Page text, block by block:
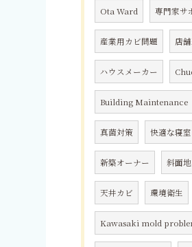
Ota Ward 専門家サ
産業用カビ問題 店
ハウスメーカー
Building Maintenance
真菌対策 快適な寝室
新築オーナー 斜面地
天井カビ 環境衛生
Kawasaki mold